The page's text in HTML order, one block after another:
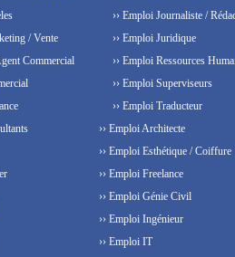
/ Vente
Commercial
›› Emploi Journaliste /
›› Emploi Juridique
›› Emploi Ressources
›› Emploi Superviseurs
›› Emploi Traducteur
›› Emploi Architecte
›› Emploi Esthétique / Coiffure
›› Emploi Freelance
›› Emploi Génie Civil
›› Emploi Ingénieur
›› Emploi IT